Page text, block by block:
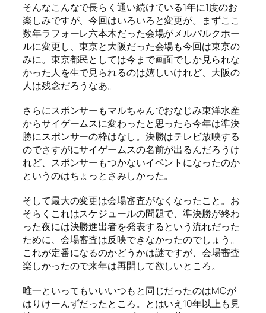
そんなこんなで長らく通い続けている1年に1度のお
楽しみですが、今回はいろいろと変更が。まずここ
数年ラフォーレ六本木だった会場がメルパルクホー
ルに変更し、東京と大阪だった会場も今回は東京の
みに。東京都民としては今まで画面でしか見られな
かった人を生で見られるのは嬉しいけれど、大阪の
人は残念だろうなあ。
さらにスポンサーもマルちゃんでおなじみ東洋水産
からサイゲームスに変わったと思ったら今年は準決
勝にスポンサーの枠はなし。決勝はテレビ放映する
のでさすがにサイゲームスの名前が出るんだろうけ
れど、スポンサーもつかないイベントになったのか
というのはちょっとさみしかった。
そして最大の変更は会場審査がなくなったこと。お
そらくこれはスケジュールの問題で、準決勝が終わ
った夜には決勝進出者を発表するという流れだった
ために、会場審査は反映できなかったのでしょう。
これが定番になるのかどうかは謎ですが、会場審査
楽しかったので来年は再開して欲しいところ。
唯一といってもいいいつもと同じだったのはMCが
はりけーんずだったところ。とはいえ10年以上も見